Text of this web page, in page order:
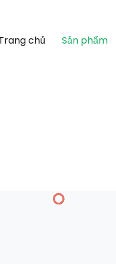
chủ Sản phẩm